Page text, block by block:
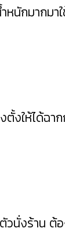
หนักมากมา
ตั้งให้ได้ฉา
นั่งร้าน ต้